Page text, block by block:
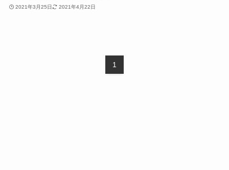
2021年3月25日 2021年4月22日
1